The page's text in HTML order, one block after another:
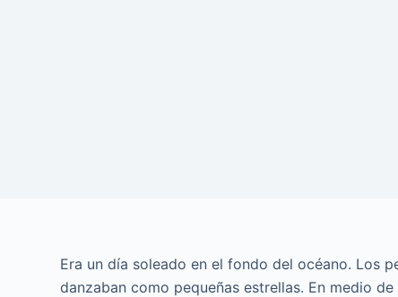
Era un día soleado en el fondo del océano. Los
danzaban como pequeñas estrellas. En medio